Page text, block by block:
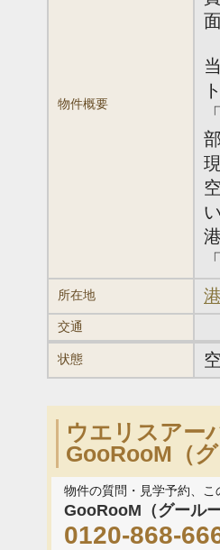
物件概要
所在地
交通
状態
ウエリスアー
GooRooM（
物件の質問・見学予約、
GooRooM（グール
0120-868-